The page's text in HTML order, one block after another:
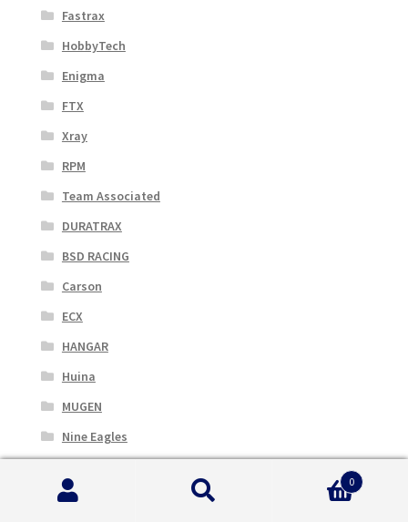
Fastrax
HobbyTech
Enigma
FTX
Xray
RPM
Team Associated
DURATRAX
BSD RACING
Carson
ECX
HANGAR
Huina
MUGEN
Nine Eagles
Robbe
0